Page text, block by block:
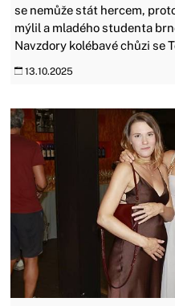
se nemůže stát hercem,
mýlil a mladého studenta
Navzdory kolébavé chůzi se
13.10.2025